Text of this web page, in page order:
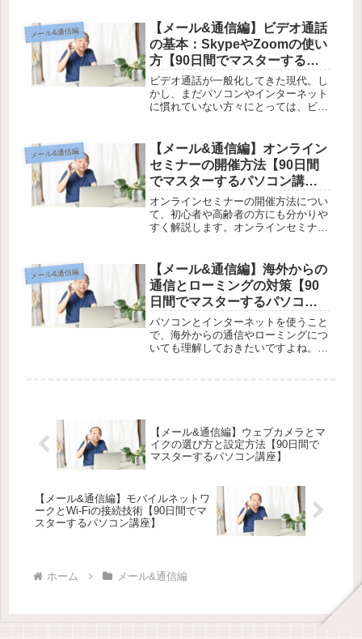
欠かせません。しかし、初めてパソコ
ンを触る方やインターネットに慣れて
いな...
メール&通信編
【メール&通信編】ビデオ通話
の基本：SkypeやZoomの使い
方【90日間でマスターするパ
ソコン講座】
ビデオ通話が一般化してきた現代。し
かし、まだパソコンやインターネット
に慣れていない方々にとっては、ビデ
で、この記事では「90日間でパソコン
とインターネットが分かる講座」の一
環...
メール&通信編
【メール&通信編】オンライン
セミナーの開催方法【90日間
でマスターするパソコン講
座】
オンラインセミナーの開催方法につい
て、初心者や高齢者の方にも分かりや
すく解説します。オンラインセミナー
を網羅しています。この記事を読め
ば、オンラインセミナーの開催に必要
なソ...
メール&通信編
【メール&通信編】海外からの
通信とローミングの対策【90
日間でマスターするパソコン
講座】
パソコンとインターネットを使うこと
で、海外からの通信やローミングにつ
いても理解しておきたいですよね。特
【メール&通信編】ウェブカメラとマ
イクの選び方と設定方法【90日間で
マスターするパソコン講座】
【メール&通信編】モバイルネットワ
ークとWi-Fiの接続技術【90日間でマ
スターするパソコン講座】
ホーム メール&通信編